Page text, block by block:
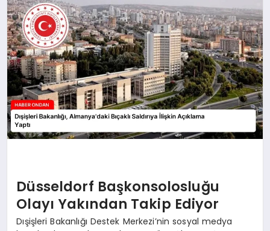
YAŞAM
Düsseldorf Başkonsolosluğu
Olayı Yakından Takip Ediyor
Dışişleri Bakanlığı Destek Merkezi’nin sosyal medya